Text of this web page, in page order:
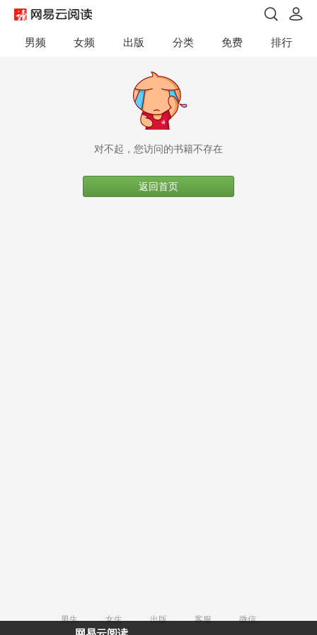
男频 女频 出版 分类 免费 排行
对不起，您访问的书籍不存在
返回首页
男生 女生 出版 客服
微信